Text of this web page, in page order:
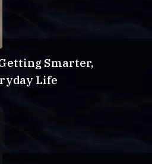
Smarter,
Life